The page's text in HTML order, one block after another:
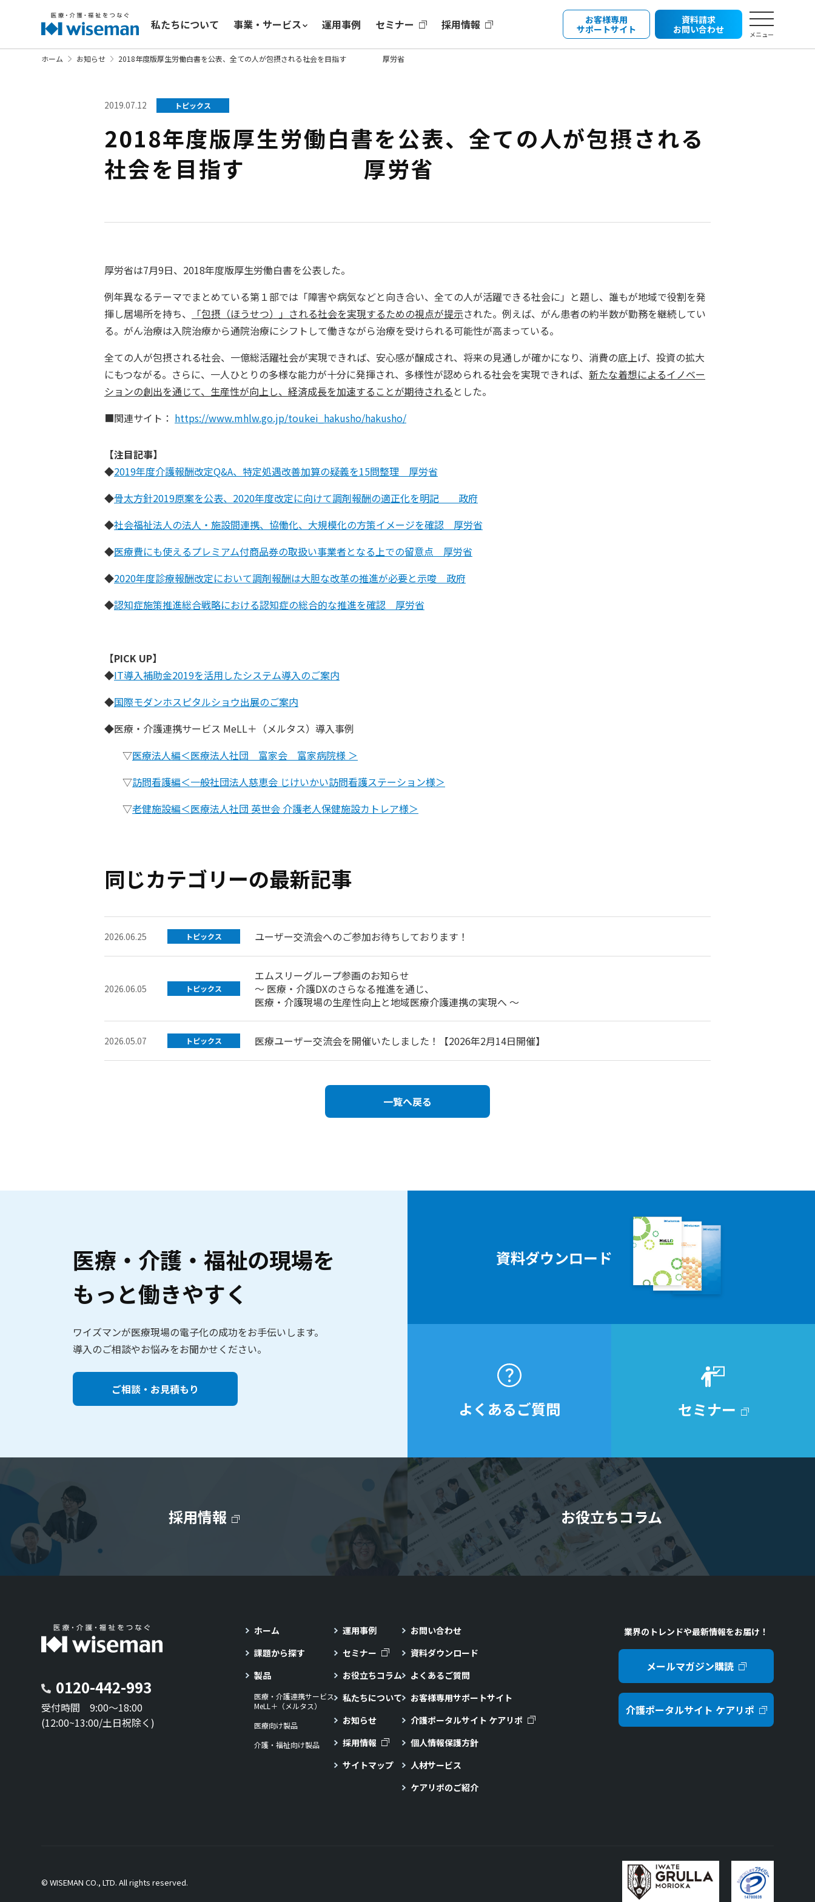
私たちについて 事業・サービス 運用事例 セミナー 採用情報
お客様専用
サポートサイト
資料請求
お問い合わせ
メニュー
ホーム お知らせ 2018年度版厚生労働白書を公表、全ての人が包摂される社会を目指す 厚労省
2019.07.12 トピックス
2018年度版厚生労働白書を公表、全ての人が包摂される
社会を目指す 厚労省
厚労省は7月9日、2018年度版厚生労働白書を公表した。
例年異なるテーマでまとめている第１部では「障害や病気などと向き合い、全ての人が活躍できる社会に」と題し、誰もが地域で役割を発
揮し居場所を持ち、
「包摂（ほうせつ）」される社会を実現するための視点が提示された。例えば、がん患者の約半数が勤務を継続してい
る。がん治療は入院治療から通院治療にシフトして働きながら治療を受けられる可能性が高まっている。
全ての人が包摂される社会、一億総活躍社会が実現できれば、安心感が醸成され、将来の見通しが確かになり、消費の底上げ、投資の拡大
にもつながる。さらに、一人ひとりの多様な能力が十分に発揮され、多様性が認められる社会を実現できれば、 新たな着想によるイノベー
ションの創出を通じて、生産性が向上し、経済成長を加速することが期待される とした。
■関連サイト： https://www.mhlw.go.jp/toukei_hakusho/hakusho/
【注目記事】
◆2019年度介護報酬改定Q&A、特定処遇改善加算の疑義を15問整理 厚労省
◆骨太方針2019原案を公表、2020年度改定に向けて調剤報酬の適正化を明記 政府
◆社会福祉法人の法人・施設間連携、協働化、大規模化の方策イメージを確認 厚労省
◆医療費にも使えるプレミアム付商品券の取扱い事業者となる上での留意点 厚労省
◆2020年度診療報酬改定において調剤報酬は大胆な改革の推進が必要と示唆 政府
◆認知症施策推進総合戦略における認知症の総合的な推進を確認 厚労省
【PICK UP】
◆IT導入補助金2019を活用したシステム導入のご案内
◆国際モダンホスピタルショウ出展のご案内
◆医療・介護連携サービス MeLL＋（メルタス）導入事例
▽医療法人編＜医療法人社団 富家会 富家病院様 ＞
▽訪問看護編＜一般社団法人慈恵会 じけいかい訪問看護ステーション様＞
▽老健施設編＜医療法人社団 英世会 介護老人保健施設カトレア様＞
同じカテゴリーの最新記事
2026.06.25 トピックス ユーザー交流会へのご参加お待ちしております！
2026.06.05 トピックス
エムスリーグループ参画のお知らせ
～ 医療・介護DXのさらなる推進を通じ、
医療・介護現場の生産性向上と地域医療介護連携の実現へ ～
2026.05.07 トピックス 医療ユーザー交流会を開催いたしました！【2026年2月14日開催】
一覧へ戻る
医療・介護・福祉の現場を
もっと働きやすく
ワイズマンが医療現場の電子化の成功をお手伝いします。
導入のご相談やお悩みをお聞かせください。
ご相談・お見積もり
資料ダウンロード
よくあるご質問 セミナー
採用情報 お役立ちコラム
0120-442-993
受付時間 9:00～18:00
(12:00~13:00/土日祝除く)
ホーム
課題から探す
製品
医療・介護連携サービス
MeLL＋（メルタス）
医療向け製品
介護・福祉向け製品
運用事例
セミナー
お役立ちコラム
私たちについて
お知らせ
採用情報
サイトマップ
お問い合わせ
資料ダウンロード
よくあるご質問
お客様専用サポートサイト
介護ポータルサイト ケアリポ
個人情報保護方針
人材サービス
ケアリポのご紹介
業界のトレンドや最新情報をお届け！
メールマガジン購読
介護ポータルサイト ケアリポ
© WISEMAN CO., LTD. All rights reserved.